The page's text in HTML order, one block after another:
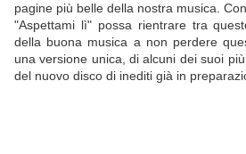
pagine più belle della nostra musica.
"Aspettami lì" possa rientrare tra
della buona musica a non perdere
una versione unica, di alcuni dei suoi
del nuovo disco di inediti già in